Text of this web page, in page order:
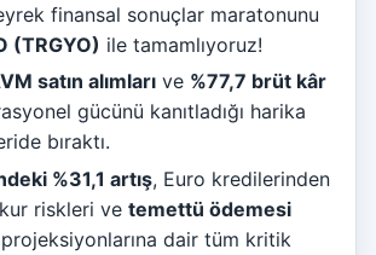
finansal sonuçlar maratonunu
(TRGYO) ile tamamlıyoruz!
satın alımları ve %77,7 brüt kâr
gücünü kanıtladığı harika
bıraktı.
%31,1 artış, Euro kredilerinden
riskleri ve temettü ödemesi
dair tüm kritik